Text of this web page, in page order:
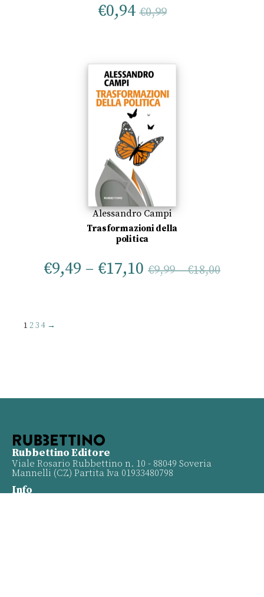
€0,94 €0,99
Alessandro Campi
Trasformazioni della
politica
€9,49 – €17,10 €9,99–€18,00
1 23 4 →
Rubbettino Editore
Viale Rosario Rubbettino n. 10 - 88049 Soveria
Mannelli (CZ) Partita Iva 01933480798
Info